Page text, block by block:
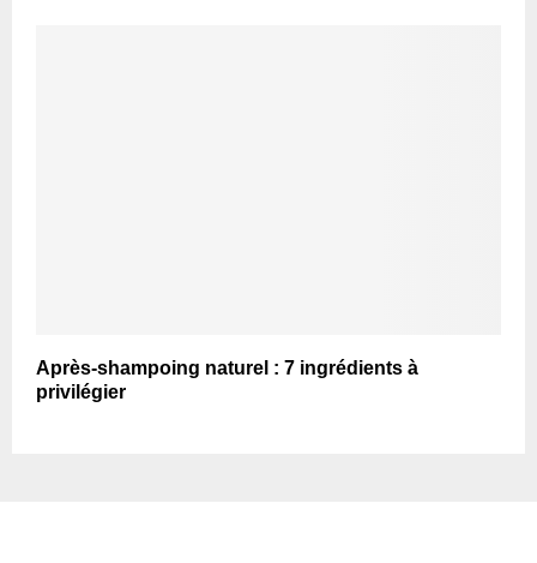
Après-shampoing naturel : 7 ingrédients à
privilégier